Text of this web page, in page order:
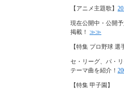
【アニメ主題歌】
現在公開中・公開
掲載！ ≫≫
【特集 プロ野球 選
セ・リーグ、パ・
テーマ曲を紹介！
【特集 甲子園】